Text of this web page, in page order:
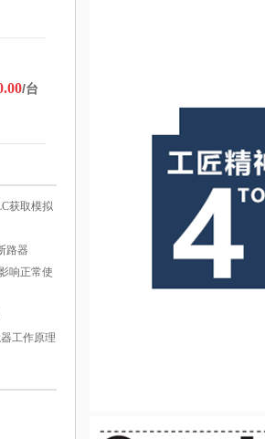
/台
获取模拟
路器
响正常使
工作原理